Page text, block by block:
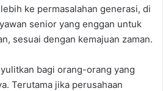
ke permasalahan generasi, di
senior yang enggan untuk
sesuai dengan kemajuan zaman.
bagi orang-orang yang
Terutama jika perusahaan